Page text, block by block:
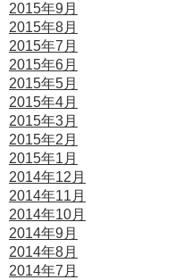
2015年9月
2015年8月
2015年7月
2015年6月
2015年5月
2015年4月
2015年3月
2015年2月
2015年1月
2014年12月
2014年11月
2014年10月
2014年9月
2014年8月
2014年7月